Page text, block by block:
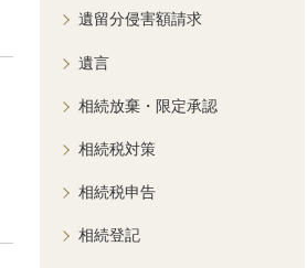
遺留分侵害額請求
遺言
相続放棄・限定承認
相続税対策
相続税申告
相続登記